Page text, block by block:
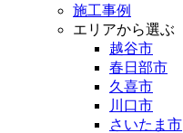
施工事例
エリアから選ぶ
越谷市
春日部市
久喜市
川口市
さいたま市